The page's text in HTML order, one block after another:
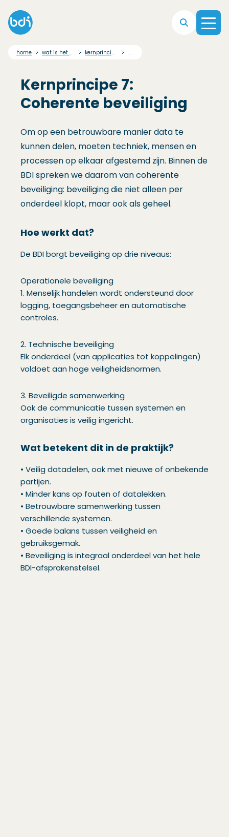
home wat is het bdi afsprakenstelsel? kernprincipes ....
Kernprincipe 7:
Coherente beveiliging
Om op een betrouwbare manier data te
kunnen delen, moeten techniek, mensen en
processen op elkaar afgestemd zijn. Binnen de
BDI spreken we daarom van coherente
beveiliging: beveiliging die niet alleen per
onderdeel klopt, maar ook als geheel.
Hoe werkt dat?
De BDI borgt beveiliging op drie niveaus:
Operationele beveiliging
1. Menselijk handelen wordt ondersteund door
logging, toegangsbeheer en automatische
controles.
2. Technische beveiliging
Elk onderdeel (van applicaties tot koppelingen)
voldoet aan hoge veiligheidsnormen.
3. Beveiligde samenwerking
Ook de communicatie tussen systemen en
organisaties is veilig ingericht.
Wat betekent dit in de praktijk?
• Veilig datadelen, ook met nieuwe of onbekende
partijen.
• Minder kans op fouten of datalekken.
• Betrouwbare samenwerking tussen
verschillende systemen.
• Goede balans tussen veiligheid en
gebruiksgemak.
• Beveiliging is integraal onderdeel van het hele
BDI-afsprakenstelsel.